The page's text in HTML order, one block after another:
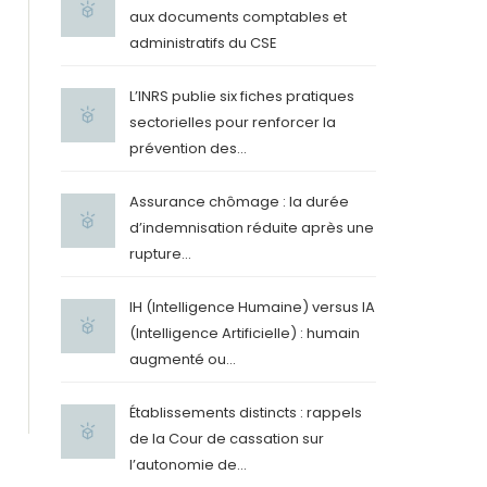
aux documents comptables et
administratifs du CSE
L’INRS publie six fiches pratiques
sectorielles pour renforcer la
prévention des...
Assurance chômage : la durée
d’indemnisation réduite après une
rupture...
IH (Intelligence Humaine) versus IA
(Intelligence Artificielle) : humain
augmenté ou...
Établissements distincts : rappels
de la Cour de cassation sur
l’autonomie de...